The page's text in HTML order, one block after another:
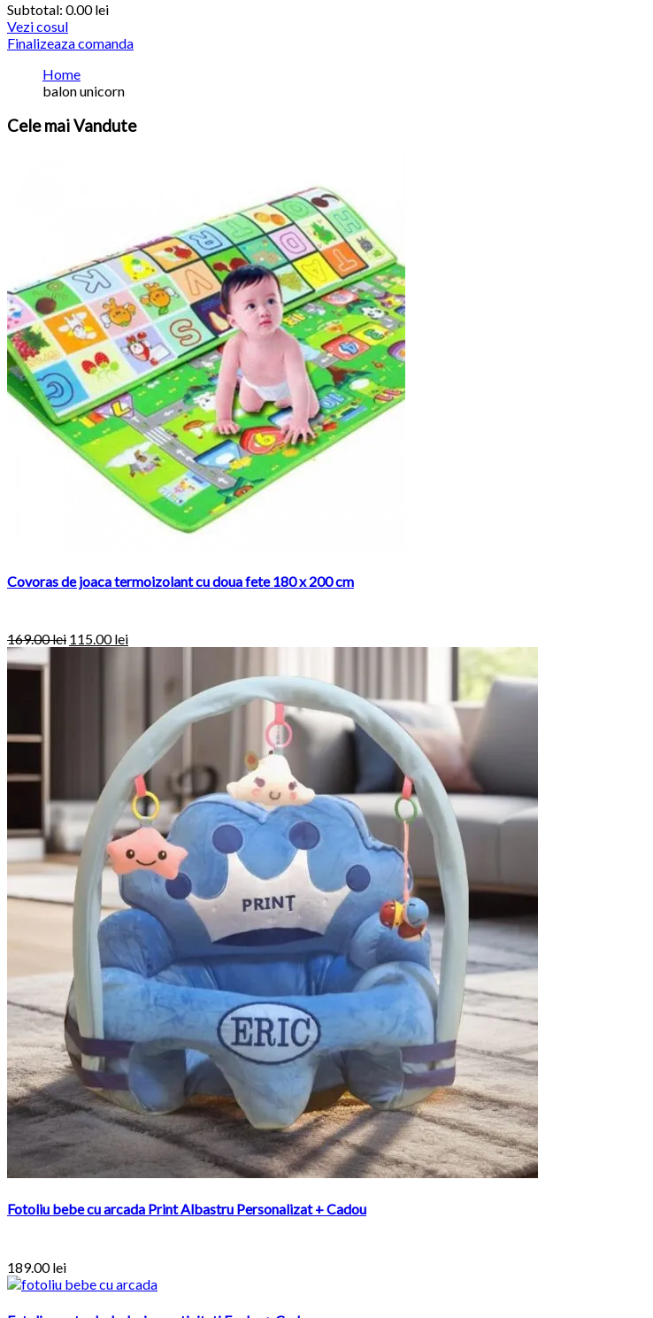
Subtotal: 0.00lei
Vezi cosul
Finalizeaza comanda
Home
balon unicorn
Celemai Vandute
Covoras de joaca termoizolant cu doua fete 180 x 200 cm
169.00lei 115.00lei
Fotoliu bebe cu arcada Print Albastru Personalizat + Cadou
189.00lei